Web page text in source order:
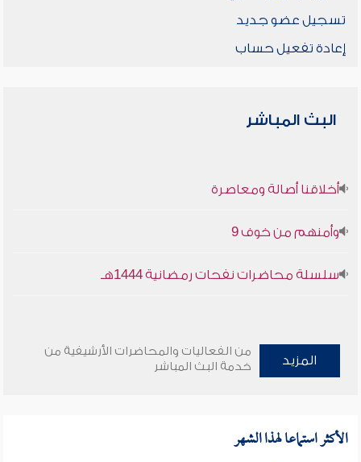
تسجيل عضو جديد
إعادة تفعيل حساب
البث المباشر
أخلاقنا أصالة ومعاصرة
وأمنهم من خوف 9
سلسلة محاضرات نفحات رمضانية 1444هـ
المزيد
من الفعاليات والمحاضرات الأرشيفية من
خدمة البث المباشر
الأكثر استماعا لهذا الشهر